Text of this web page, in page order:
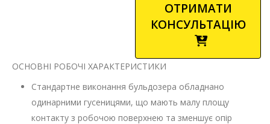
ОТРИМАТИ
КОНСУЛЬТАЦІЮ
ОСНОВНІ РОБОЧІ ХАРАКТЕРИСТИКИ
Стандартне виконання бульдозера обладнано
одинарними гусеницями, що мають малу площу
контакту з робочою поверхнею та зменшує опір